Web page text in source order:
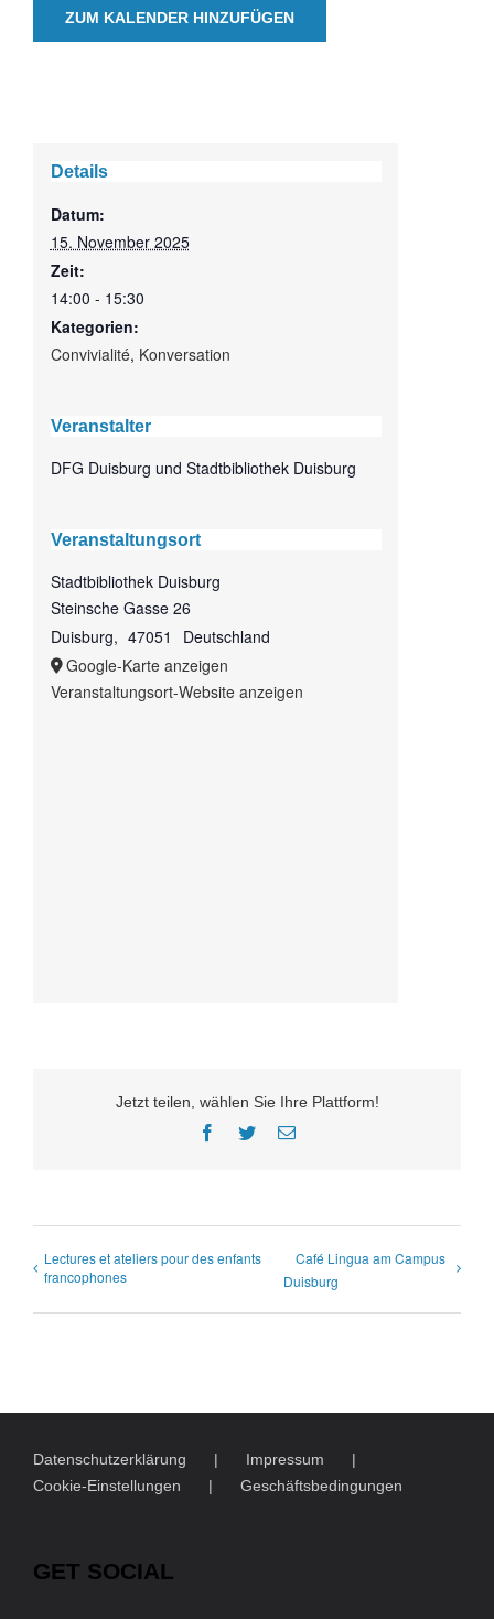
ZUM KALENDER HINZUFÜGEN
Details
Datum:
15. November 2025
Zeit:
14:00 - 15:30
Kategorien:
Convivialité, Konversation
Veranstalter
DFG Duisburg und Stadtbibliothek Duisburg
Veranstaltungsort
Stadtbibliothek Duisburg
Steinsche Gasse 26
Duisburg, 47051
Deutschland
Google-Karte anzeigen
Veranstaltungsort-Website anzeigen
Jetzt teilen, wählen Sie Ihre Plattform!
Facebook
TwitterE-
Lectures et ateliers pour des enfants
francophones
Café Lingua am Campus
Duisburg
Datenschutzerklärung
Impressum
Cookie-Einstellungen
Geschäftsbedingungen
GET SOCIAL